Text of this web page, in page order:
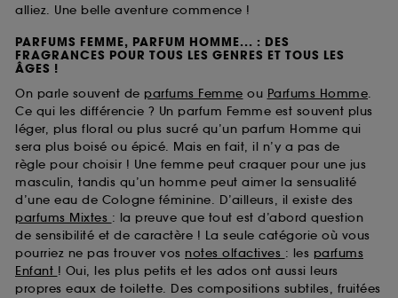
alliez. Une belle aventure commence !
PARFUMS FEMME, PARFUM HOMME... : DES
FRAGRANCES POUR TOUS LES GENRES ET TOUS LES
ÂGES !
On parle souvent de parfums Femme ou Parfums Homme.
Ce qui les différencie ? Un parfum Femme est souvent plus
léger, plus floral ou plus sucré qu’un parfum Homme qui
sera plus boisé ou épicé. Mais en fait, il n’y a pas de
règle pour choisir ! Une femme peut craquer pour une jus
masculin, tandis qu’un homme peut aimer la sensualité
d’une eau de Cologne féminine. D’ailleurs, il existe des
parfums Mixtes : la preuve que tout est d’abord question
de sensibilité et de caractère ! La seule catégorie où vous
pourriez ne pas trouver vos notes olfactives : les parfums
Enfant ! Oui, les plus petits et les ados ont aussi leurs
propres eaux de toilette. Des compositions subtiles, fruitées